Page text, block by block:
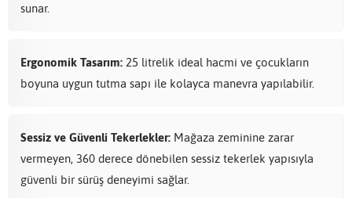
sunar.
Ergonomik Tasarım: 25 litrelik ideal hacmi ve çocukların
boyuna uygun tutma sapı ile kolayca manevra yapılabilir.
Sessiz ve Güvenli Tekerlekler: Mağaza zeminine zarar
vermeyen, 360 derece dönebilen sessiz tekerlek yapısıyla
güvenli bir sürüş deneyimi sağlar.